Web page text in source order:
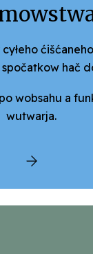
hač
wobsahu a
wutwarja.